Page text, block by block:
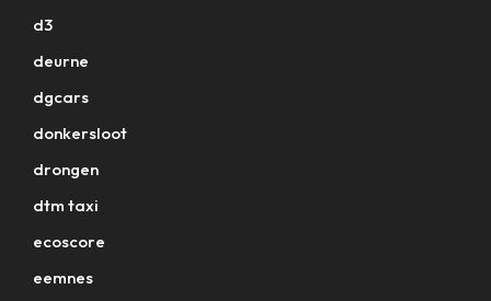
d3
deurne
dgcars
donkersloot
drongen
dtm taxi
ecoscore
eemnes